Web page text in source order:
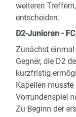
weiteren
entscheiden.
D2-Junioren -
Zunächst einmal
Gegner, die D2
kurzfristig
Kapellen
Vorrundenspiel
Zu Beginn der